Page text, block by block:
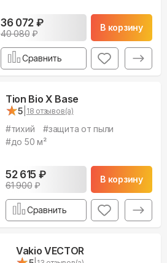
36 072₽
40 080₽
В корзину
Сравнить
Tion Bio X Base
★
★5 18 отзывов(а)
#тихий #защита от пыли
#до 50 м²
52 615₽
61 900₽
В корзину
Сравнить
Vakio VECTOR